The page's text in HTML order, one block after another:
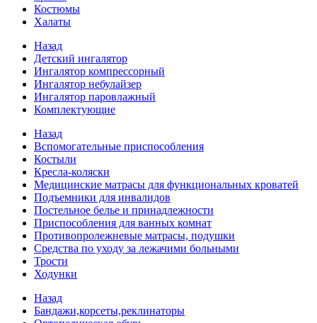
Костюмы
Халаты
Назад
Детский ингалятор
Ингалятор компрессорный
Ингалятор небулайзер
Ингалятор паровлажный
Комплектующие
Назад
Вспомогательные приспособления
Костыли
Кресла-коляски
Медицинские матрасы для функциональных кроватей
Подъемники для инвалидов
Постельное белье и принадлежности
Приспособления для ванных комнат
Противопролежневые матрасы, подушки
Средства по уходу за лежачими больными
Трости
Ходунки
Назад
Бандажи,корсеты,реклинаторы